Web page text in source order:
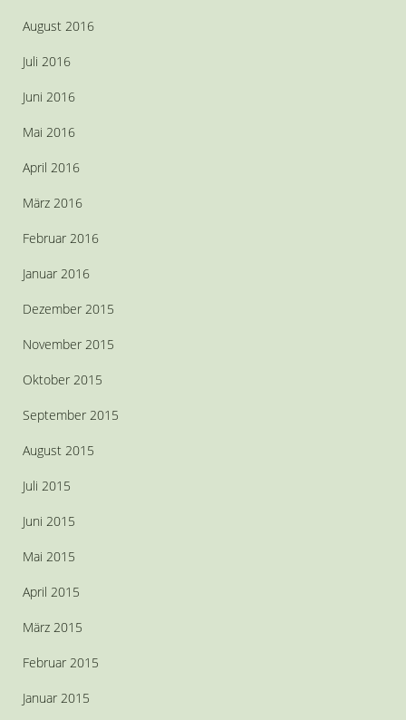
August 2016
Juli 2016
Juni 2016
Mai 2016
April 2016
März 2016
Februar 2016
Januar 2016
Dezember 2015
November 2015
Oktober 2015
September 2015
August 2015
Juli 2015
Juni 2015
Mai 2015
April 2015
März 2015
Februar 2015
Januar 2015